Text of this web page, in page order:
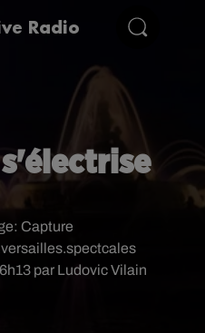
Radio
par Ludovic Vilain
Capture